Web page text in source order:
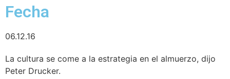
Fecha
06.12.16
La cultura se come a la estrategia en el almuerzo, dijo
Peter Drucker.